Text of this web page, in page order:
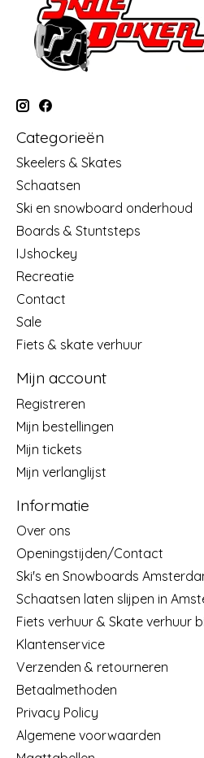
Categorieën
Skeelers & Skates
Schaatsen
Ski en snowboard onderhoud
Boards & Stuntsteps
IJshockey
Recreatie
Contact
Sale
Fiets & skate verhuur
Mijn account
Registreren
Mijn bestellingen
Mijn tickets
Mijn verlanglijst
Informatie
Over ons
Openingstijden/Contact
Ski's en Snowboards
Schaatsen laten slijpen in
Fiets verhuur & Skate verhuur
Klantenservice
Verzenden & retourneren
Betaalmethoden
Privacy Policy
Algemene voorwaarden